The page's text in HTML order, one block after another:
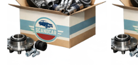
D’ENVIE